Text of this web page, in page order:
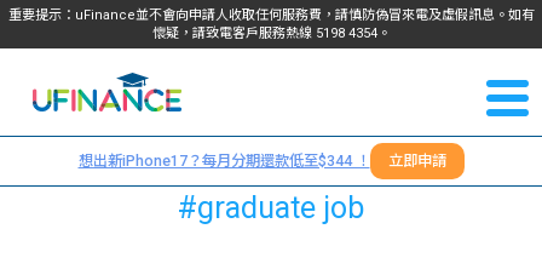
重要提示：uFinance並不會向申請人收取任何服務費，請慎防偽冒來電及虛假訊息。如有
懷疑，請致電客戶服務熱線 5198 4354。
我們
們
＋
想出新iPhone17？每月分期還款低至$344 ！ 立即申請
#graduate job